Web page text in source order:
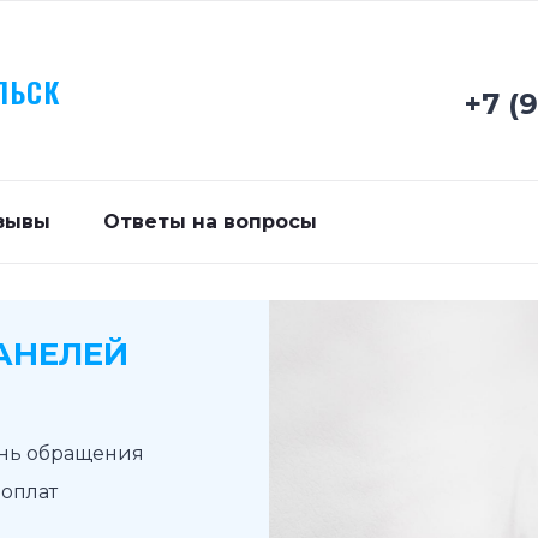
+7
Ответы на вопросы
обращения